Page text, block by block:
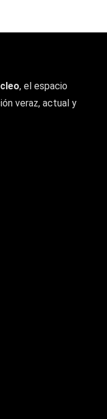
, el espacio
veraz, actual y